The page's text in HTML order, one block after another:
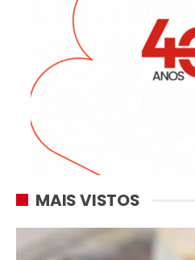
MAIS VISTOS